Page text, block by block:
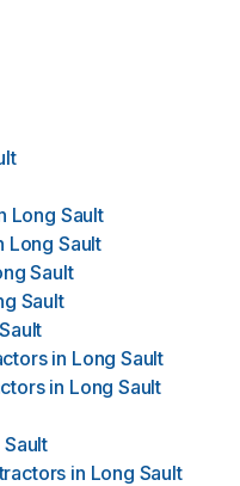
Long Sault
Long Sault
Sault
Sault
in Long Sault
in Long Sault
in Long Sault